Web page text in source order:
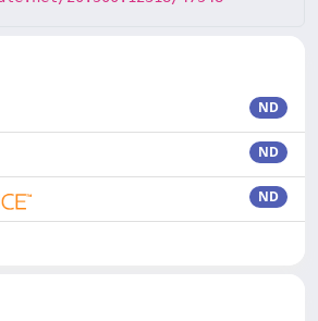
ND
ND
ND